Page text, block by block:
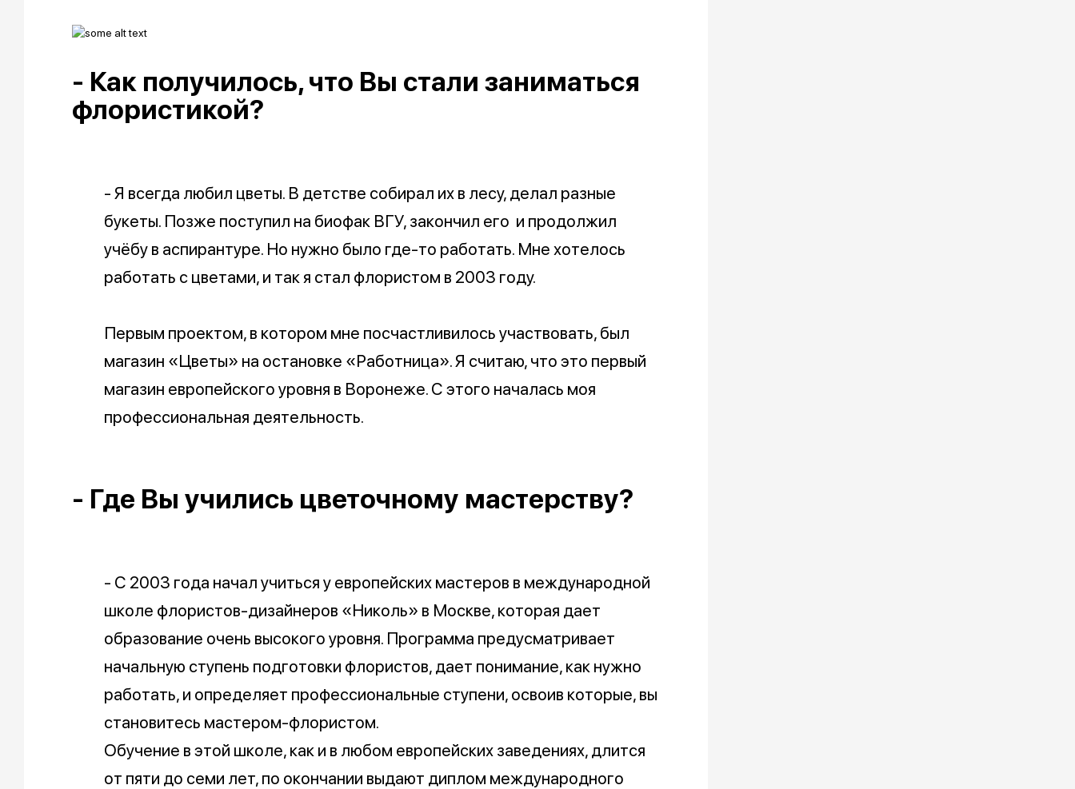
- Как получилось, что Вы стали заниматься
флористикой?
- Я всегда любил цветы. В детстве собирал их в лесу, делал разные
букеты. Позже поступил на биофак ВГУ, закончил его и продолжил
учёбу в аспирантуре. Но нужно было где-то работать. Мне хотелось
работать с цветами, и так я стал флористом в 2003 году.
Первым проектом, в котором мне посчастливилось участвовать, был
магазин «Цветы» на остановке «Работница». Я считаю, что это первый
магазин европейского уровня в Воронеже. С этого началась моя
профессиональная деятельность.
- Где Вы учились цветочному мастерству?
- С 2003 года начал учиться у европейских мастеров в международной
школе флористов-дизайнеров «Николь» в Москве, которая дает
образование очень высокого уровня. Программа предусматривает
начальную ступень подготовки флористов, дает понимание, как нужно
работать, и определяет профессиональные ступени, освоив которые, вы
становитесь мастером-флористом.
Обучение в этой школе, как и в любом европейских заведениях, длится
от пяти до семи лет, по окончании выдают диплом международного